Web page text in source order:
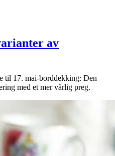
av
til 17. mai-borddekking: Den
med et mer vårlig preg.